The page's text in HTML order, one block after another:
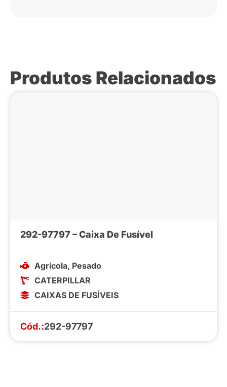
Produtos Relacionados
292-97797 – Caixa De Fusível
Agrícola, Pesado
CATERPILLAR
CAIXAS DE FUSÍVEIS
Cód.:292-97797